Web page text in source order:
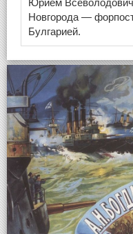
Новгорода —
Булгарией.